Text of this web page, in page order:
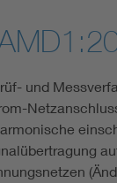
DKE
Circular
und